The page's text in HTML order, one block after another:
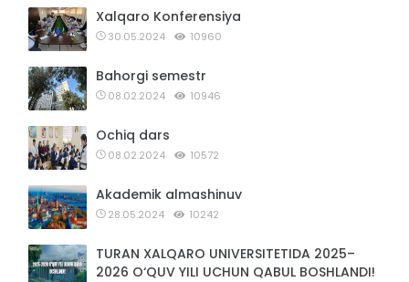
Xalqaro Konferensiya
30.05.2024 10960
Bahorgi semestr
08.02.2024 10946
Ochiq dars
08.02.2024 10572
Akademik almashinuv
28.05.2024 10242
TURAN XALQARO UNIVERSITETIDA 2025–
2026 O‘QUV YILI UCHUN QABUL BOSHLANDI!